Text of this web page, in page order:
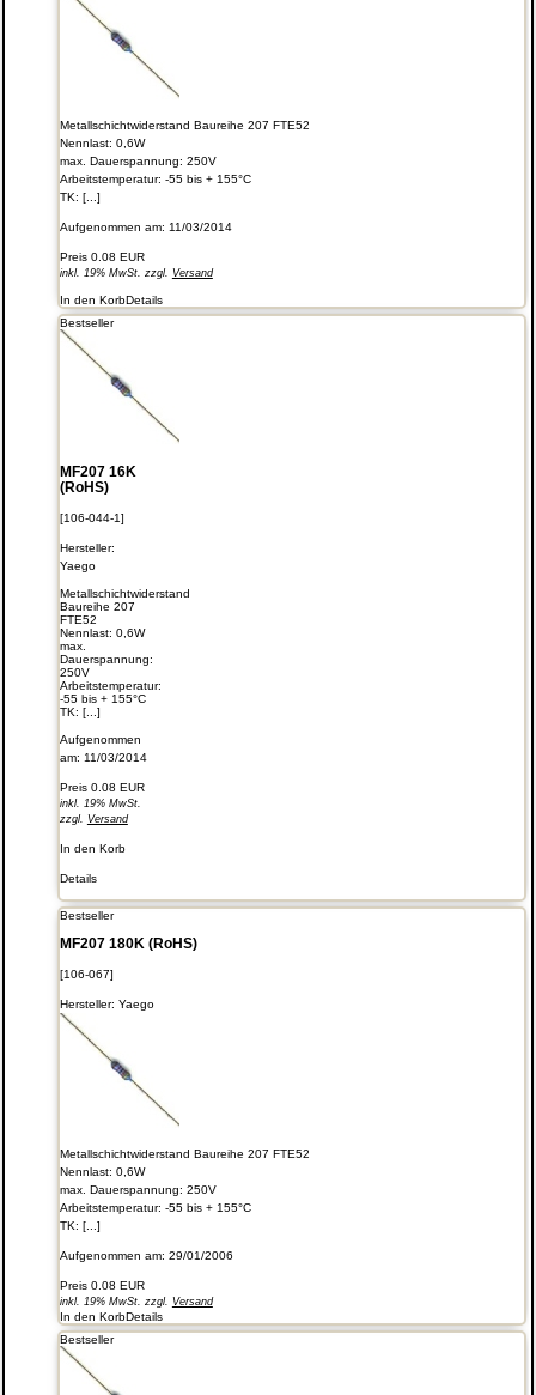
Metallschichtwiderstand Baureihe 207 FTE52
Nennlast: 0,6W
max. Dauerspannung: 250V
Arbeitstemperatur: -55 bis + 155°C
TK: [...]
Aufgenommen am: 11/03/2014
Preis 0.08 EUR
inkl. 19% MwSt. zzgl. Versand
In den KorbDetails
Bestseller
MF207 16K
(RoHS)
[106-044-1]
Hersteller:
Yaego
Metallschichtwiderstand
Baureihe 207
FTE52
Nennlast: 0,6W
max.
Dauerspannung:
250V
Arbeitstemperatur:
-55 bis + 155°C
TK: [...]
Aufgenommen
am: 11/03/2014
Preis 0.08 EUR
inkl. 19% MwSt.
zzgl. Versand
In den Korb
Details
Bestseller
MF207 180K (RoHS)
[106-067]
Hersteller: Yaego
Metallschichtwiderstand Baureihe 207 FTE52
Nennlast: 0,6W
max. Dauerspannung: 250V
Arbeitstemperatur: -55 bis + 155°C
TK: [...]
Aufgenommen am: 29/01/2006
Preis 0.08 EUR
inkl. 19% MwSt. zzgl. Versand
In den KorbDetails
Bestseller